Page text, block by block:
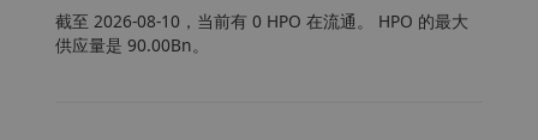
截至 2026-08-10，当前有 0 HPO 在流通。 HPO 的最大
供应量是 90.00Bn。